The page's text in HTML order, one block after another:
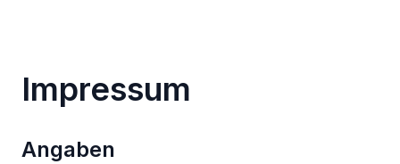
Impressum
Angaben